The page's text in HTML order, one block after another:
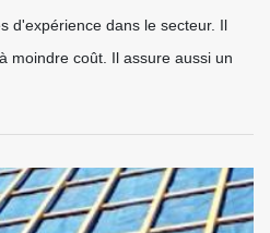
d'expérience dans le secteur. Il
moindre coût. Il assure aussi un